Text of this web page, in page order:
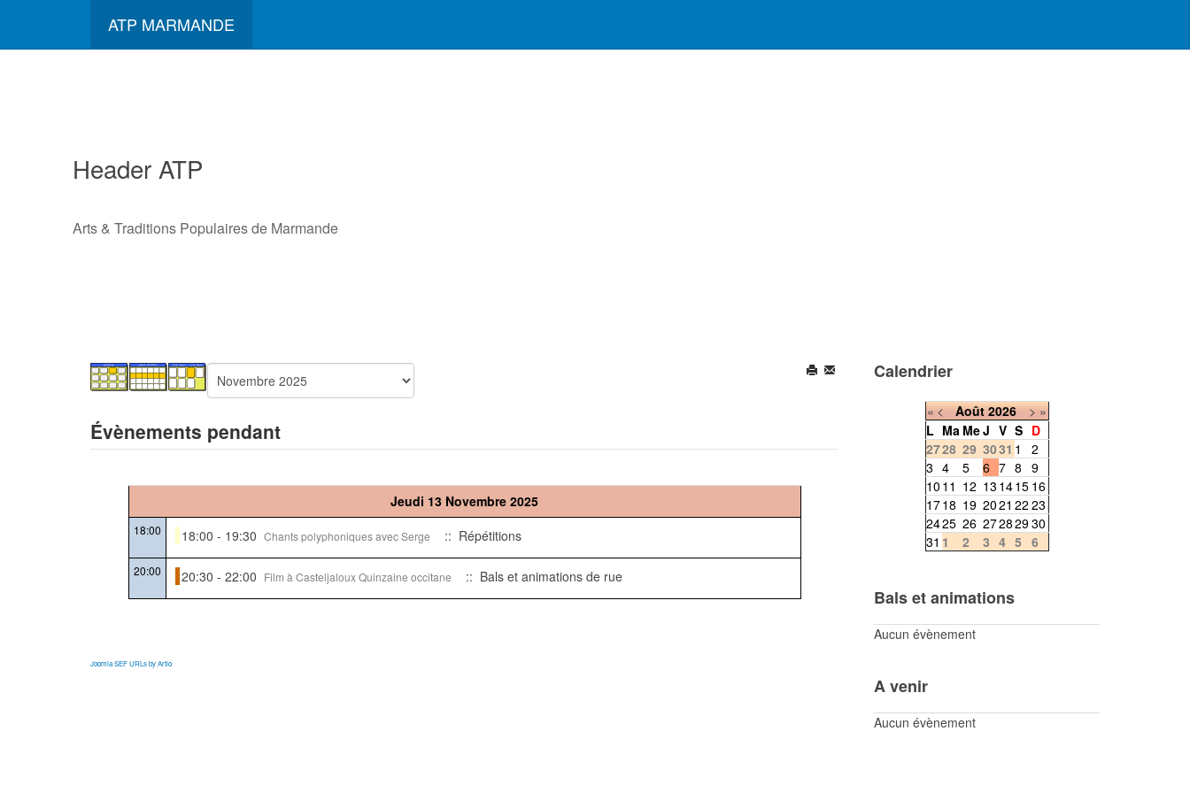
ATP MARMANDE
Header ATP
Arts & Traditions Populaires de Marmande
Évènements pendant
Jeudi 13 Novembre 2025
18:00 18:00 - 19:30 Chants polyphoniques avec Serge :: Répétitions
20:00 20:30 - 22:00 Film à Casteljaloux Quinzaine occitane :: Bals et animations de rue
Joomla SEF URLs by Artio
Calendrier
«< Août 2026 >»
L Ma MeJ V S D
2728 29 3031 1
2
3 4 5 6 7 8 9
10 11 12 13 1415 16
1718 19 2021 22 23
2425 26 27282930
31 1 2 3 4 5 6
Bals et animations
Aucun évènement
A venir
Aucun évènement